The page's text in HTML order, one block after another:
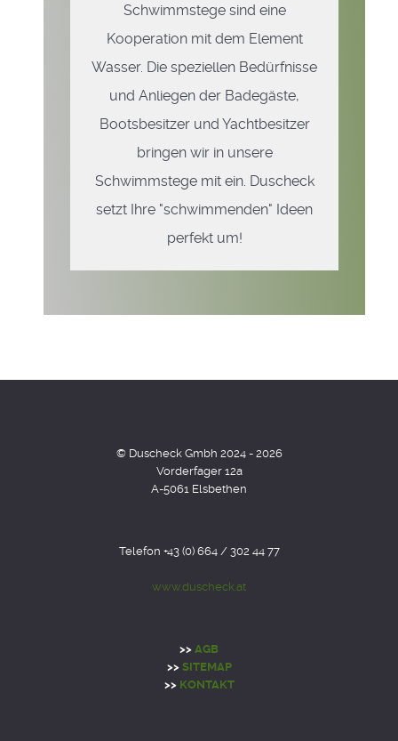
Schwimmstege sind eine
Kooperation mit dem Element
Wasser. Die speziellen Bedürfnisse
und Anliegen der Badegäste,
Bootsbesitzer und Yachtbesitzer
bringen wir in unsere
Schwimmstege mit ein. Duscheck
setzt Ihre "schwimmenden" Ideen
perfekt um!
© Duscheck Gmbh 2024 - 2026
Vorderfager 12a
A-5061 Elsbethen
Telefon +43 (0) 664 / 302 44 77
www.duscheck.at
>> AGB
>> SITEMAP
>> KONTAKT